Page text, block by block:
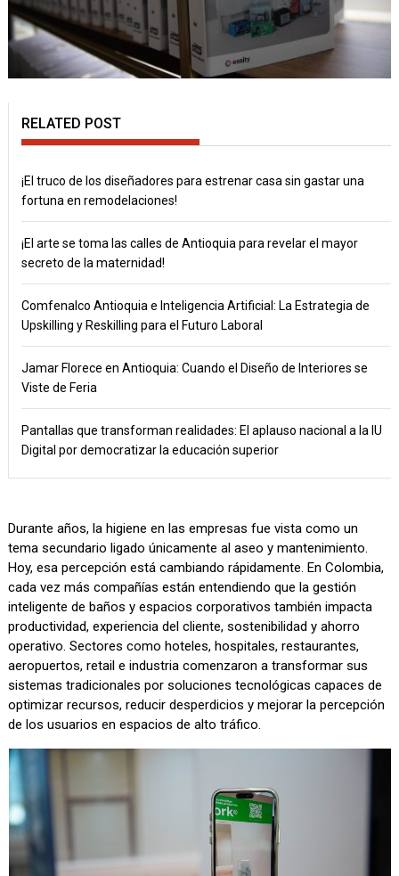
RELATED POST
¡El truco de los diseñadores para estrenar casa sin gastar una
fortuna en remodelaciones!
¡El arte se toma las calles de Antioquia para revelar el mayor
secreto de la maternidad!
Comfenalco Antioquia e Inteligencia Artificial: La Estrategia de
Upskilling y Reskilling para el Futuro Laboral
Jamar Florece en Antioquia: Cuando el Diseño de Interiores se
Viste de Feria
Pantallas que transforman realidades: El aplauso nacional a la IU
Digital por democratizar la educación superior
Durante años, la higiene en las empresas fue vista como un
tema secundario ligado únicamente al aseo y mantenimiento.
Hoy, esa percepción está cambiando rápidamente. En Colombia,
cada vez más compañías están entendiendo que la gestión
inteligente de baños y espacios corporativos también impacta
productividad, experiencia del cliente, sostenibilidad y ahorro
operativo. Sectores como hoteles, hospitales, restaurantes,
aeropuertos, retail e industria comenzaron a transformar sus
sistemas tradicionales por soluciones tecnológicas capaces de
optimizar recursos, reducir desperdicios y mejorar la percepción
de los usuarios en espacios de alto tráfico.